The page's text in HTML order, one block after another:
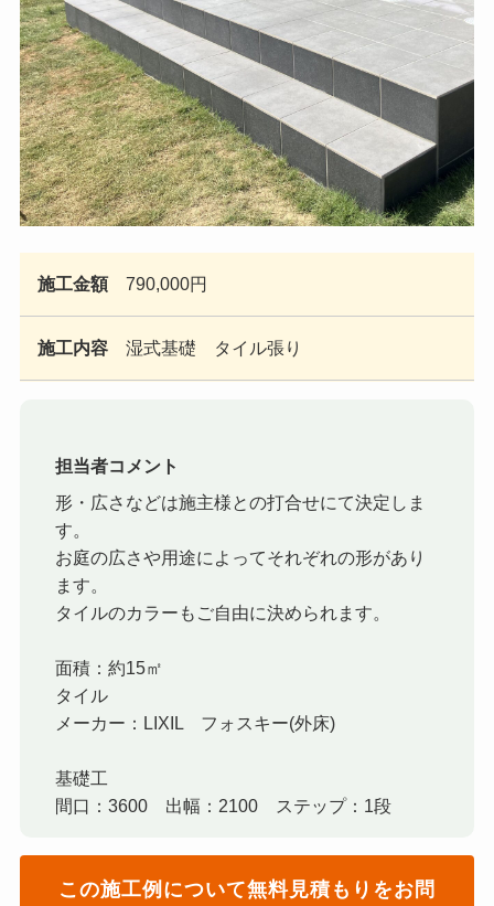
施工金額 790,000円
施工内容 湿式基礎 タイル張り
担当者コメント
形・広さなどは施主様との打合せにて決定しま
す。
お庭の広さや用途によってそれぞれの形があり
ます。
タイルのカラーもご自由に決められます。
面積：約15㎡
タイル
メーカー：LIXIL フォスキー(外床)
基礎工
間口：3600 出幅：2100 ステップ：1段
この施工例について無料見積もりをお問